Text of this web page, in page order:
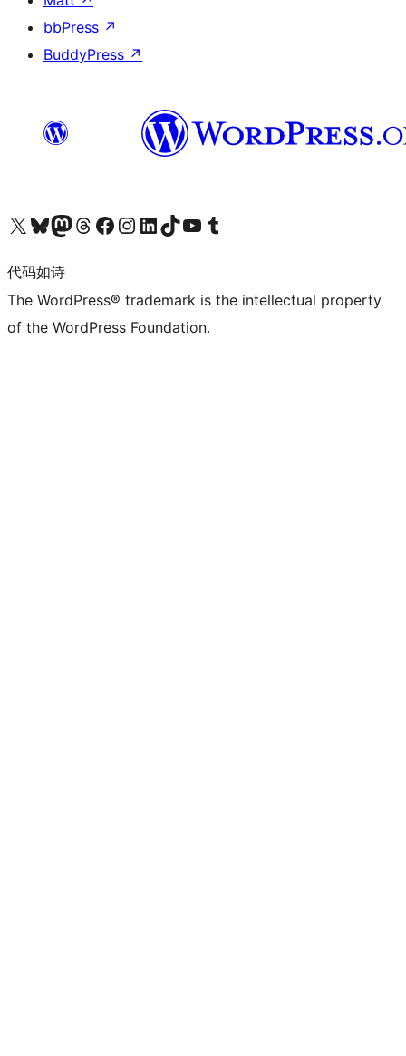
bbPress ↗
BuddyPress ↗
关注我们的 X（原 Twitter）账号访问我们的 Bluesky 账号关注我们的 Mastodon 账号访问我们的 Threads 账号 访问我们的 Facebook 公共主页关注我们的 Instagram 账号 关注我们的 LinkedIn 主页访问我们的 TikTok 账号访问我们的 YouTube 频道 访问我们的 Tumblr 账号
代码如诗
The WordPress® trademark is the intellectual property
of the WordPress Foundation.